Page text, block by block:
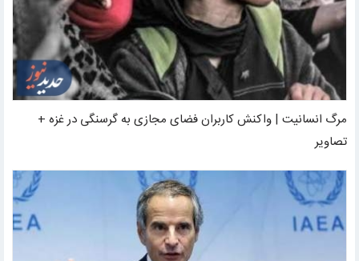
مرگ انسانیت | واکنش کاربران فضای مجازی به گرسنگی در غزه +
تصاویر